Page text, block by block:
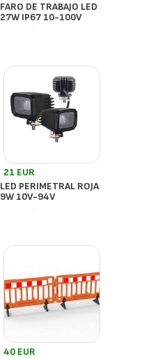
FARO DE TRABAJO LED
27W IP67 10-100V
- España
21 EUR
LED PERIMETRAL ROJA
9W 10V-94V
- España
40 EUR